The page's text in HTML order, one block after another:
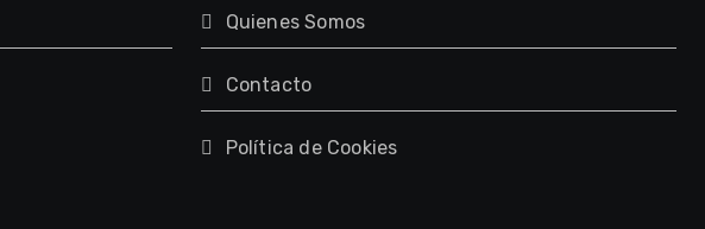
Quienes Somos
Contacto
Política de Cookies